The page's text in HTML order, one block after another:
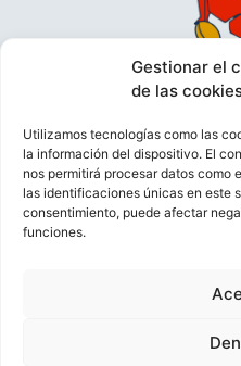
Gestionar el
de las
Utilizamos tecnologías como las
la información del dispositivo. El
nos permitirá procesar datos como
las identificaciones únicas en este
consentimiento, puede afectar
funciones.
VIDEOCONFERENCIAS